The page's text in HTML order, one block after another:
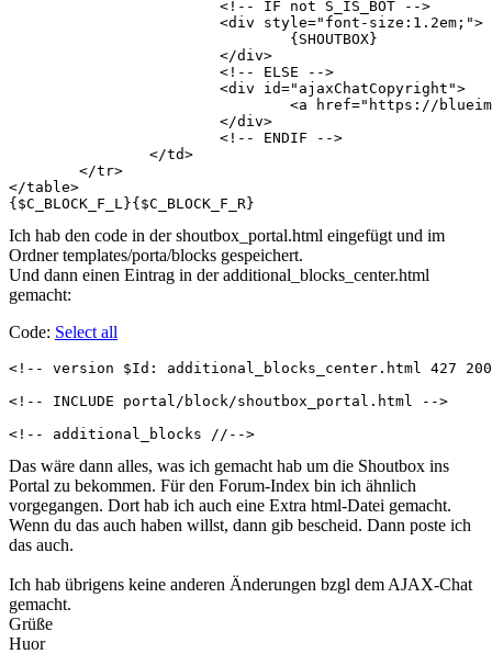
</table>
Ich hab den code in der shoutbox_portal.html eingefügt und im
Ordner templates/porta/blocks gespeichert.
Und dann einen Eintrag in der additional_blocks_center.html
gemacht:
Code: Select all
<!-- version $Id: additional_blocks_center.html 427
<!-- INCLUDE portal/block/shoutbox_portal.html -->
Das wäre dann alles, was ich gemacht hab um die Shoutbox ins
Portal zu bekommen. Für den Forum-Index bin ich ähnlich
vorgegangen. Dort hab ich auch eine Extra html-Datei gemacht.
Wenn du das auch haben willst, dann gib bescheid. Dann poste ich
das auch.
Ich hab übrigens keine anderen Änderungen bzgl dem AJAX-Chat
gemacht.
Grüße
Huor